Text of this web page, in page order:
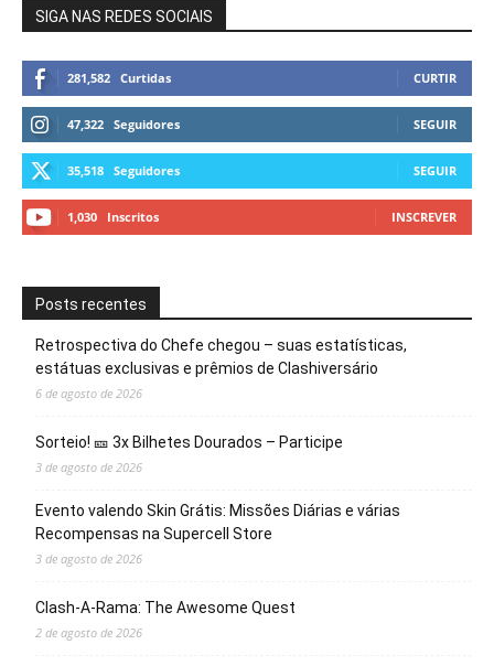
SIGA NAS REDES SOCIAIS
281,582 Curtidas CURTIR
47,322 Seguidores SEGUIR
35,518 Seguidores SEGUIR
1,030 Inscritos INSCREVER
Posts recentes
Retrospectiva do Chefe chegou – suas estatísticas,
estátuas exclusivas e prêmios de Clashiversário
6 de agosto de 2026
Sorteio! 🎫 3x Bilhetes Dourados – Participe
3 de agosto de 2026
Evento valendo Skin Grátis: Missões Diárias e várias
Recompensas na Supercell Store
3 de agosto de 2026
Clash-A-Rama: The Awesome Quest
2 de agosto de 2026